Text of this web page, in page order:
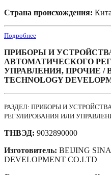
Страна происхождения:
Подробнее
ПРИБОРЫ И
АВТОМАТИЧЕСКОГО
УПРАВЛЕНИЯ, ПРОЧИЕ /
TECHNOLOGY
РАЗДЕЛ: ПРИБОРЫ И
РЕГУЛИРОВАНИЯ ИЛИ
ТНВЭД: 9032890000
Изготовитель: BEIJING
DEVELOPMENT CO.LTD